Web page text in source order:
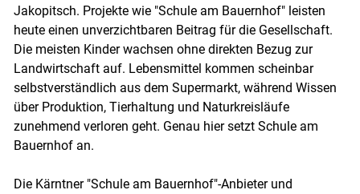
Jakopitsch. Projekte wie "Schule am Bauernhof" leisten
heute einen unverzichtbaren Beitrag für die Gesellschaft.
Die meisten Kinder wachsen ohne direkten Bezug zur
Landwirtschaft auf. Lebensmittel kommen scheinbar
selbstverständlich aus dem Supermarkt, während Wissen
über Produktion, Tierhaltung und Naturkreisläufe
zunehmend verloren geht. Genau hier setzt Schule am
Bauernhof an.
Die Kärntner "Schule am Bauernhof"-Anbieter und